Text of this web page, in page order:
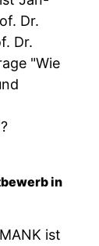
Dr.
Dr.
"Wie
in
ist